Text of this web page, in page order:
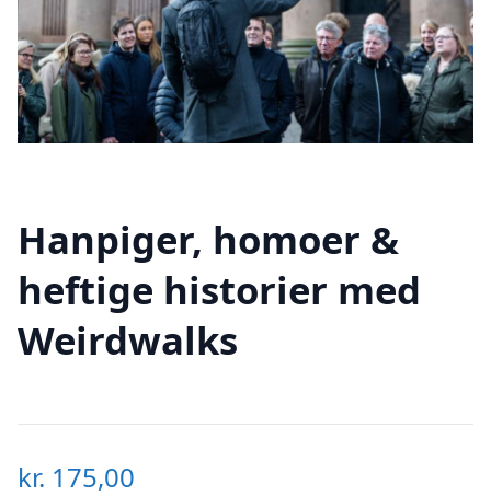
Hanpiger, homoer &
heftige historier med
Weirdwalks
kr. 175,00